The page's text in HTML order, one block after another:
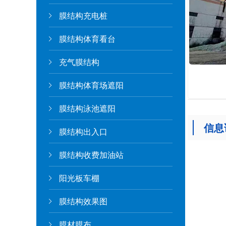
膜结构充电桩
膜结构体育看台
充气膜结构
膜结构体育场遮阳
膜结构泳池遮阳
膜结构出入口
膜结构收费加油站
阳光板车棚
膜结构效果图
信